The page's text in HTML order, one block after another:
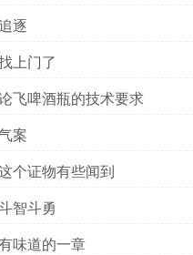
逐
上门了
飞啤酒瓶的技术要求
案
个证物有些闻到
智斗勇
味道的一章